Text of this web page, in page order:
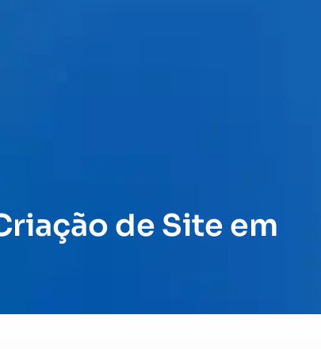
de Site em